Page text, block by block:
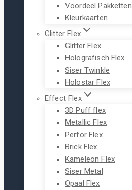
Voordeel Pakketten
Kleurkaarten
Glitter Flex
Glitter Flex
Holografisch Flex
Siser Twinkle
Holostar Flex
Effect Flex
3D Puff flex
Metallic Flex
Perfor Flex
Brick Flex
Kameleon Flex
Siser Metal
Opaal Flex